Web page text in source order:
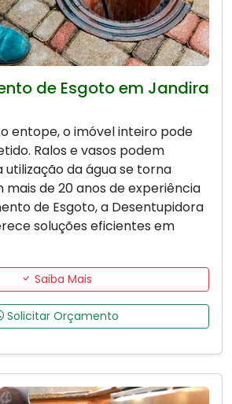
de Esgoto em Jandira
entope, o imóvel inteiro pode
Ralos e vasos podem
da água se torna
mais de 20 anos de experiência
de Esgoto, a Desentupidora
soluções eficientes em
Saiba Mais
Solicitar Orçamento